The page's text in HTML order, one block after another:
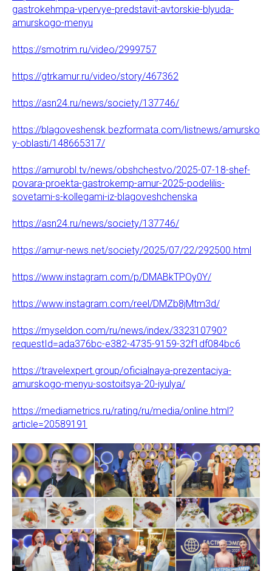
gastrokehmpa-vpervye-predstavit-avtorskie-blyuda-
amurskogo-menyu
https://smotrim.ru/video/2999757
https://gtrkamur.ru/video/story/467362
https://asn24.ru/news/society/137746/
https://blagoveshensk.bezformata.com/listnews/amursko
y-oblasti/148665317/
https://amurobl.tv/news/obshchestvo/2025-07-18-shef-
povara-proekta-gastrokemp-amur-2025-podelilis-
sovetami-s-kollegami-iz-blagoveshchenska
https://asn24.ru/news/society/137746/
https://amur-news.net/society/2025/07/22/292500.html
https://www.instagram.com/p/DMABkTPOy0Y/
https://www.instagram.com/reel/DMZb8jMtm3d/
https://myseldon.com/ru/news/index/332310790?
requestId=ada376bc-e382-4735-9159-32f1df084bc6
https://travelexpert.group/oficialnaya-prezentaciya-
amurskogo-menyu-sostoitsya-20-iyulya/
https://mediametrics.ru/rating/ru/media/online.html?
article=20589191